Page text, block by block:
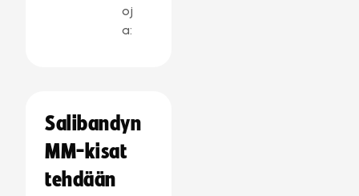
oj
a:
Salibandyn
MM-kisat
tehdään